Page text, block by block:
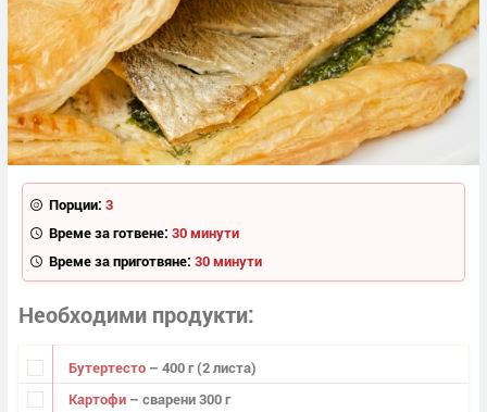
Порции: 3
Време за готвене: 30 минути
Време за приготвяне: 30 минути
Необходими продукти
Бутертесто – 400 г (2 листа)
Картофи – сварени 300 г